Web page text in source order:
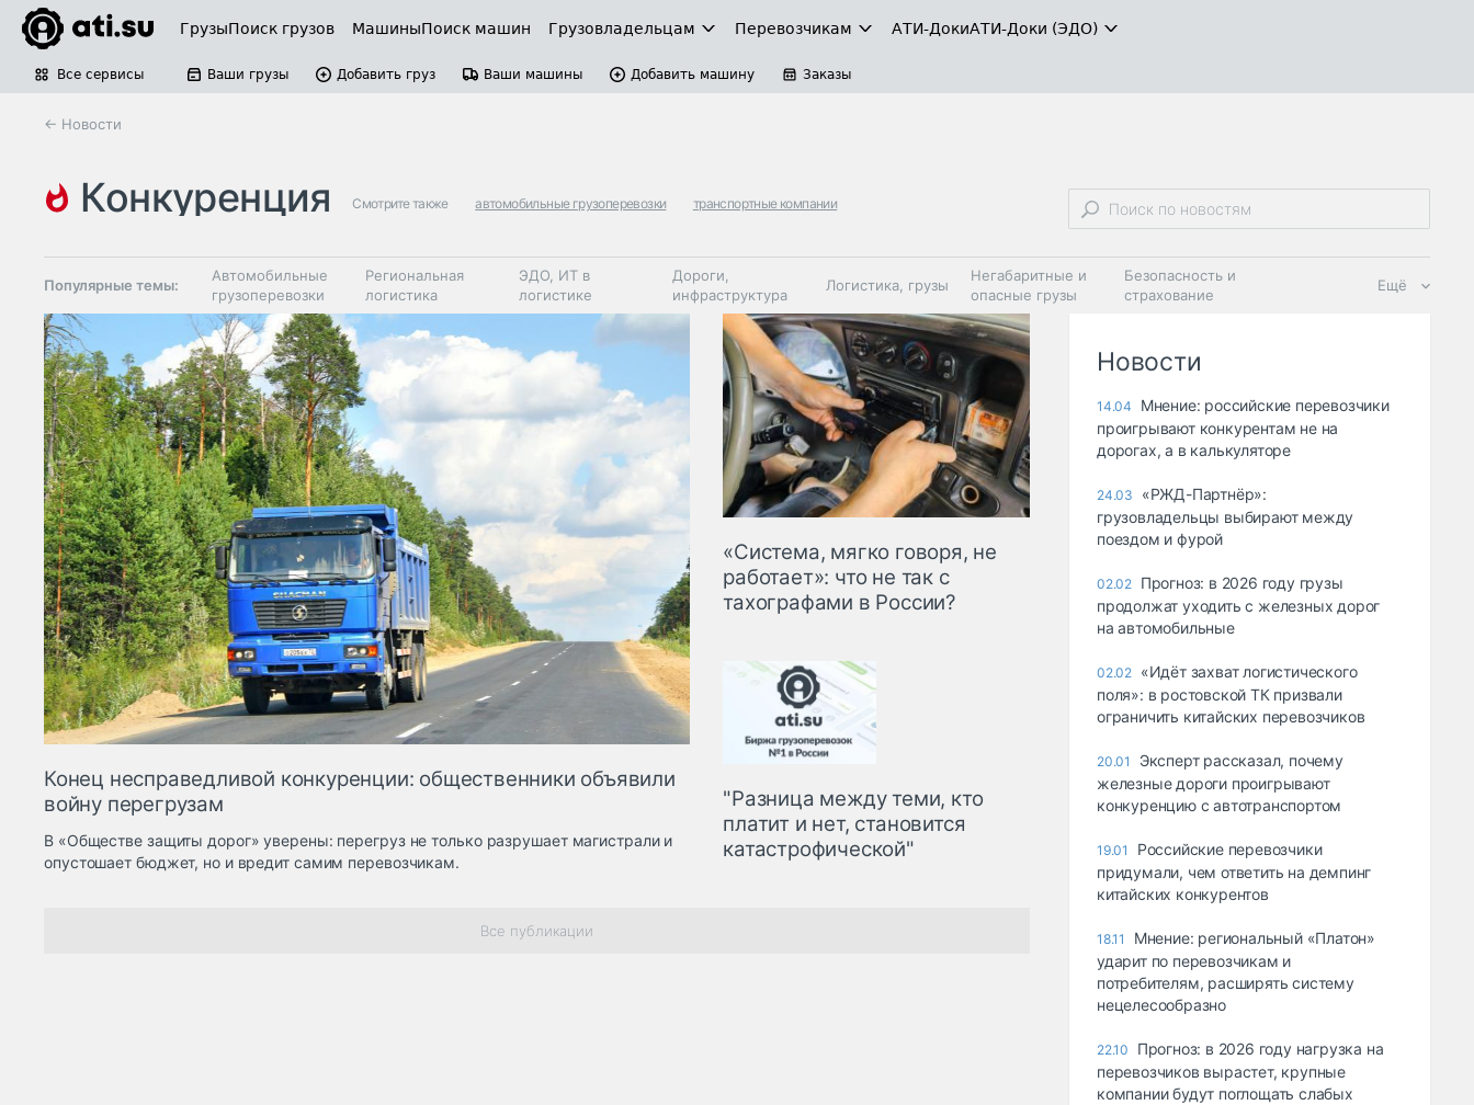
ГрузыПоиск грузов МашиныПоиск машин Грузовладельцам Перевозчикам АТИ-ДокиАТИ-Доки (ЭДО)
Все сервисы Ваши грузы Добавить груз Ваши машины Добавить машину Заказы
← Новости
конкуренция Смотрите также автомобильные грузоперевозки транспортные компании
железнодорожные грузоперевозки
Популярные темы:
Автомобильные
грузоперевозки
Региональная
логистика
ЭДО, ИТ в
логистике
Дороги,
инфраструктура
Логистика, грузы
Негабаритные и
опасные грузы
Безопасность и
страхование
Таможня и ВЭД
Склады и
грузовые
терминалы
транспорт
Спецтехника
Автосервис,
запчасти, шины
Топливо, масла и
автохимия
Ещё
Конец несправедливой конкуренции: общественники объявили
войну перегрузам
В «Обществе защиты дорог» уверены: перегруз не только разрушает магистрали и
опустошает бюджет, но и вредит самим перевозчикам.
«Система, мягко говоря, не
работает»: что не так с
тахографами в России?
"Разница между теми, кто
платит и нет, становится
катастрофической"
Все публикации
Новости
14.04
Мнение: российские перевозчики
проигрывают конкурентам не на
дорогах, а в калькуляторе
24.03
«РЖД-Партнёр»:
грузовладельцы выбирают между
поездом и фурой
02.02 Прогноз: в 2026 году грузы
продолжат уходить с железных дорог
на автомобильные
02.02 «Идёт захват логистического
поля»: в ростовской ТК призвали
ограничить китайских перевозчиков
20.01
Эксперт рассказал, почему
железные дороги проигрывают
конкуренцию с автотранспортом
19.01
Российские перевозчики
придумали, чем ответить на демпинг
китайских конкурентов
18.11
Мнение: региональный «Платон»
ударит по перевозчикам и
потребителям, расширять систему
нецелесообразно
22.10
Прогноз: в 2026 году нагрузка на
перевозчиков вырастет, крупные
компании будут поглощать слабых